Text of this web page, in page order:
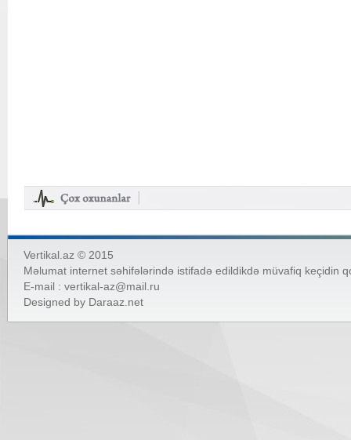
Vertikal.az © 2015
Məlumat internet səhifələrində istifadə edildikdə müvafiq keçidin
E-mail : vertikal-az@mail.ru
Designed by Daraaz.net